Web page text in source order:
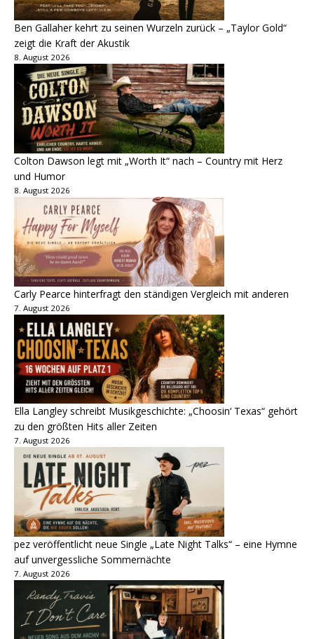
Ben Gallaher kehrt zu seinen Wurzeln zurück – „Taylor Gold“
zeigt die Kraft der Akustik
8. August 2026
Colton Dawson legt mit „Worth It“ nach – Country mit Herz
und Humor
8. August 2026
Carly Pearce hinterfragt den ständigen Vergleich mit anderen
7. August 2026
Ella Langley schreibt Musikgeschichte: „Choosin‘ Texas“ gehört
zu den größten Hits aller Zeiten
7. August 2026
pez veröffentlicht neue Single „Late Night Talks“ – eine Hymne
auf unvergessliche Sommernächte
7. August 2026